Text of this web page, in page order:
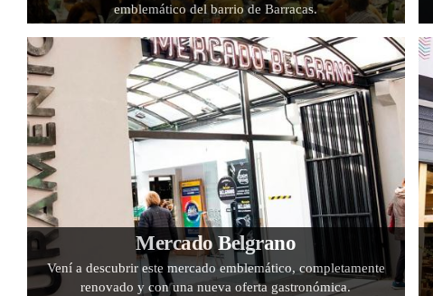
emblemático del barrio de Barracas.
Mercado Belgrano
Vení a descubrir este mercado emblemático, completamente
renovado y con una nueva oferta gastronómica.